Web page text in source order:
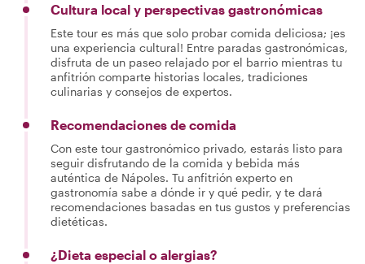
Cultura local y perspectivas gastronómicas
Este tour es más que solo probar comida deliciosa; ¡es
una experiencia cultural! Entre paradas gastronómicas,
disfruta de un paseo relajado por el barrio mientras tu
anfitrión comparte historias locales, tradiciones
culinarias y consejos de expertos.
Recomendaciones de comida
Con este tour gastronómico privado, estarás listo para
seguir disfrutando de la comida y bebida más
auténtica de Nápoles. Tu anfitrión experto en
gastronomía sabe a dónde ir y qué pedir, y te dará
recomendaciones basadas en tus gustos y preferencias
dietéticas.
¿Dieta especial o alergias?